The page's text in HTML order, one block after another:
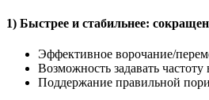
1) Быстрее и стабильнее:
Эффективное ворочание/
Возможность задавать
Поддержание правильной